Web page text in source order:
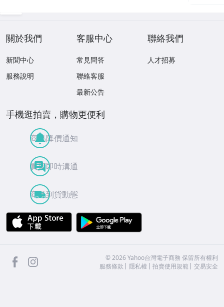
關於我們
新聞中心
服務說明
客服中心
常見問答
聯絡客服
最新公告
聯絡我們
人才招募
手機逛拍賣，購物更便利
商品降價通知
買賣即時溝通
商品到貨動態
APP Store
facebook ©2026 Yahoo台灣電子商務 保留所有權利
服務條款
隱私權 拍賣使用規範 交易安全